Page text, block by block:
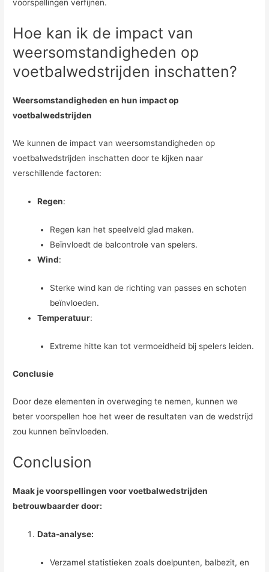
voorspellingen verfijnen.
Hoe kan ik de impact van
weersomstandigheden op
voetbalwedstrijden inschatten?
Weersomstandigheden en hun impact op
voetbalwedstrijden
We kunnen de impact van weersomstandigheden op
voetbalwedstrijden inschatten door te kijken naar
verschillende factoren:
Regen:
Regen kan het speelveld glad maken.
Beïnvloedt de balcontrole van spelers.
Wind:
Sterke wind kan de richting van passes en schoten
beïnvloeden.
Temperatuur:
Extreme hitte kan tot vermoeidheid bij spelers leiden.
Conclusie
Door deze elementen in overweging te nemen, kunnen we
beter voorspellen hoe het weer de resultaten van de wedstrijd
zou kunnen beïnvloeden.
Conclusion
Maak je voorspellingen voor voetbalwedstrijden
betrouwbaarder door:
Data-analyse:
Verzamel statistieken zoals doelpunten, balbezit, en